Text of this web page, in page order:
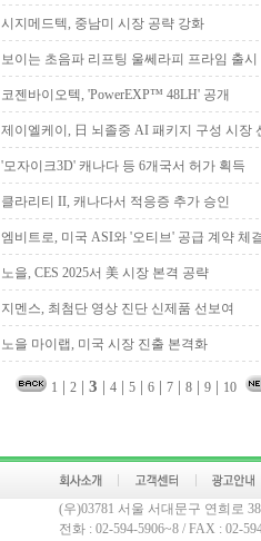
시지메드텍, 중남미 시장 공략 강화
보이는 초음파 리프팅 울쎄라피 프라임 출시
코젠바이오텍, 'PowerEXP™ 48LH' 공개
제이엘케이, 日 뇌졸중 AI 패키지 구성 시장
'모자이크3D' 캐나다 등 6개국서 허가 획득
클라리티 II, 캐나다서 적응증 추가 승인
엠비트로, 미국 ASI와 '오티브' 공급 계약 체
노을, CES 2025서 美 시장 본격 공략
지멘스, 최첨단 영상 진단 신제품 선보여
노을 마이랩, 미국 시장 진출 본격화
1 | 2| 3 | 4| 5| 6| 7| 8| 9| 10
(우)03781 서울 서대문구 연희로
전화 : 02-594-5906~8 / FAX : 02-